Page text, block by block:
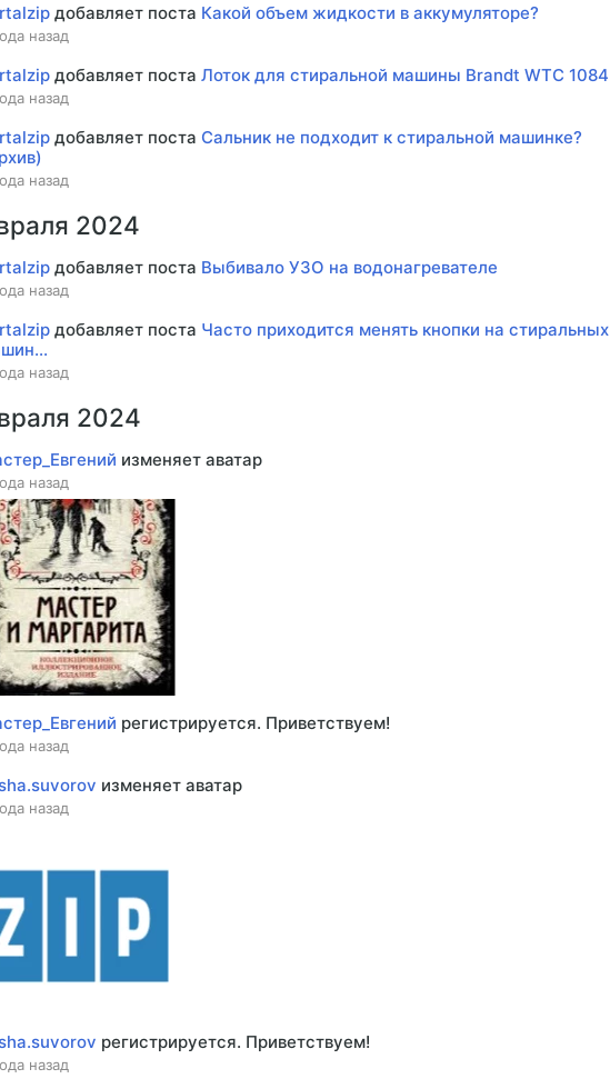
добавляет поста Какой объем жидкости в аккумуляторе?
назад
добавляет поста Лоток для стиральной машины Brandt WTC 1084
назад
добавляет поста Сальник не подходит к стиральной машинке?
назад
2024
добавляет поста Выбивало УЗО на водонагревателе
назад
добавляет поста Часто приходится менять кнопки на стиральных
назад
2024
изменяет аватар
назад
регистрируется. Приветствуем!
назад
изменяет аватар
назад
регистрируется. Приветствуем!
назад